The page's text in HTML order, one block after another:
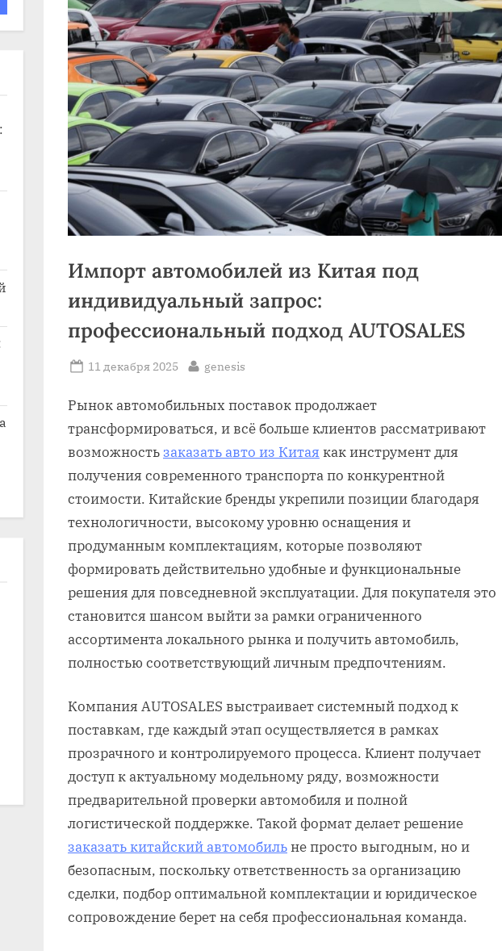
Импорт автомобилей из Китая под
индивидуальный запрос:
профессиональный подход AUTOSALES
Posted
11 декабря 2025 By
genesis
Рынок автомобильных поставок продолжает
трансформироваться, и всё больше клиентов рассматривают
возможность заказать авто из Китая как инструмент для
получения современного транспорта по конкурентной
стоимости. Китайские бренды укрепили позиции благодаря
технологичности, высокому уровню оснащения и
продуманным комплектациям, которые позволяют
формировать действительно удобные и функциональные
решения для повседневной эксплуатации. Для покупателя это
становится шансом выйти за рамки ограниченного
ассортимента локального рынка и получить автомобиль,
полностью соответствующий личным предпочтениям.
Компания AUTOSALES выстраивает системный подход к
поставкам, где каждый этап осуществляется в рамках
прозрачного и контролируемого процесса. Клиент получает
доступ к актуальному модельному ряду, возможности
предварительной проверки автомобиля и полной
логистической поддержке. Такой формат делает решение
заказать китайский автомобильне просто выгодным, но и
безопасным, поскольку ответственность за организацию
сделки, подбор оптимальной комплектации и юридическое
сопровождение берет на себя профессиональная команда.